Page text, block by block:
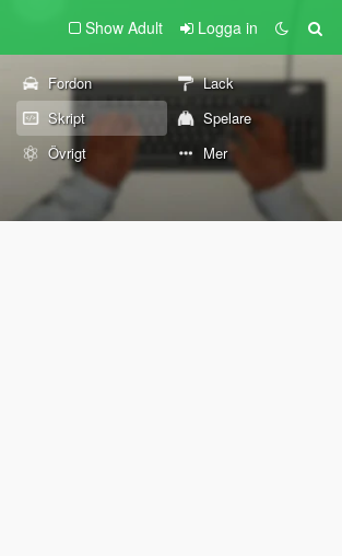
Show Adult Logga in
Fordon
Lack
Skript
Spelare
Övrigt Mer